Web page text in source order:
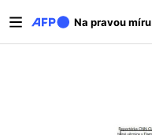
Na pravou míru
Hlavní záložky